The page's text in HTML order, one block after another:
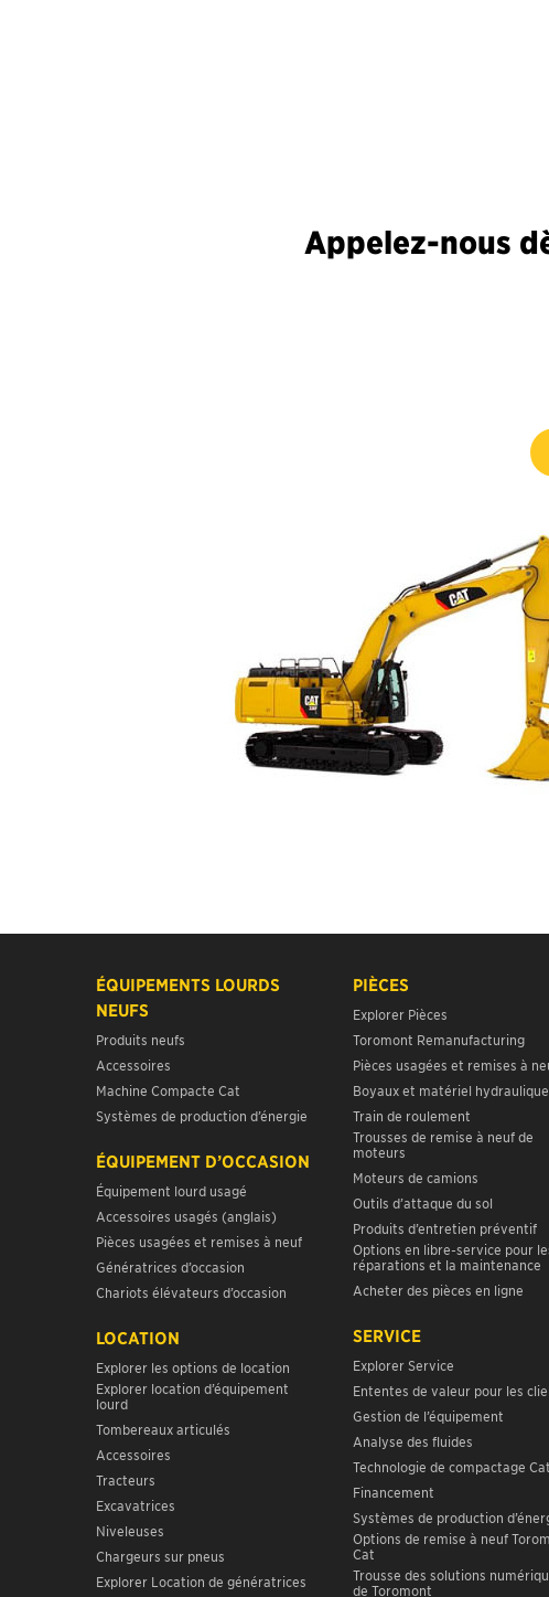
Appelez-nous
ÉQUIPEMENTS LOURDS
NEUFS
Produits neufs
Accessoires
Machine Compacte Cat
Systèmes de production d’énergie
ÉQUIPEMENT D’OCCASION
Équipement lourd usagé
Accessoires usagés (anglais)
Pièces usagées et remises à neuf
Génératrices d’occasion
Chariots élévateurs d’occasion
LOCATION
Explorer les options de location
Explorer location d’équipement
lourd
Tombereaux articulés
Accessoires
Tracteurs
Excavatrices
Niveleuses
Chargeurs sur pneus
Explorer Location de génératrices
PIÈCES
Explorer Pièces
Toromont Remanufacturing
Pièces usagées et remises à
Boyaux et matériel
Train de roulement
Trousses de remise à neuf de
moteurs
Moteurs de camions
Outils d’attaque du sol
Produits d’entretien préventif
Options en libre-service pour
réparations et la maintenance
Acheter des pièces en ligne
SERVICE
Explorer Service
Ententes de valeur pour les
Gestion de l’équipement
Analyse des fluides
Technologie de compactage Cat
Financement
Systèmes de production
Options de remise à neuf
Cat
Trousse des solutions
de Toromont